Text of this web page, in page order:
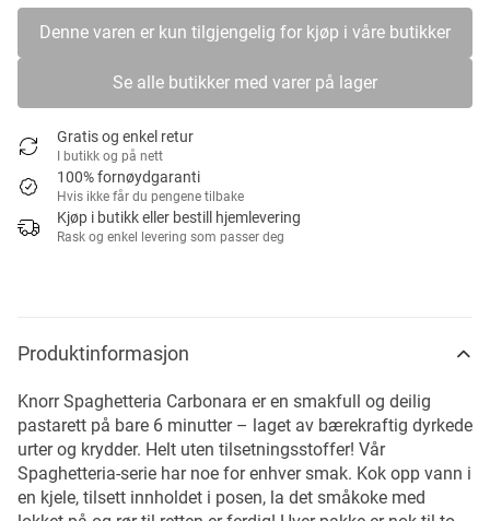
Denne varen er kun tilgjengelig for kjøp i våre butikker
Se alle butikker med varer på lager
Gratis og enkel retur
I butikk og på nett
100% fornøydgaranti
Hvis ikke får du pengene tilbake
Kjøp i butikk eller bestill hjemlevering
Rask og enkel levering som passer deg
Produktinformasjon
Knorr Spaghetteria Carbonara er en smakfull og deilig
pastarett på bare 6 minutter – laget av bærekraftig dyrkede
urter og krydder. Helt uten tilsetningsstoffer! Vår
Spaghetteria-serie har noe for enhver smak. Kok opp vann i
en kjele, tilsett innholdet i posen, la det småkoke med